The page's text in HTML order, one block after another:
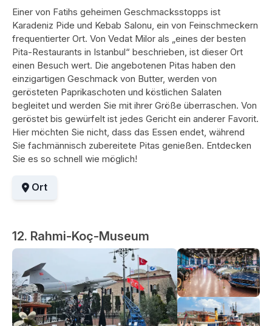
Einer von Fatihs geheimen Geschmacksstopps ist
Karadeniz Pide und Kebab Salonu, ein von Feinschmeckern
frequentierter Ort. Von Vedat Milor als „eines der besten
Pita-Restaurants in Istanbul“ beschrieben, ist dieser Ort
einen Besuch wert. Die angebotenen Pitas haben den
einzigartigen Geschmack von Butter, werden von
gerösteten Paprikaschoten und köstlichen Salaten
begleitet und werden Sie mit ihrer Größe überraschen. Von
geröstet bis gewürfelt ist jedes Gericht ein anderer Favorit.
Hier möchten Sie nicht, dass das Essen endet, während
Sie fachmännisch zubereitete Pitas genießen. Entdecken
Sie es so schnell wie möglich!
Ort
12. Rahmi-Koç-Museum